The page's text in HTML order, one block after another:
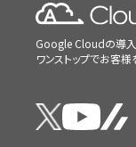
Google Cloudの導
ワンストップでお客